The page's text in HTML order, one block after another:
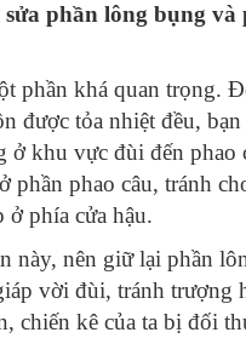
phần lông bụng và
phần khá quan trọng.
được tỏa nhiệt đều, bạn
ở khu vực đùi đến phao
phần phao câu, tránh
ở phía cửa hậu.
này, nên giữ lại phần
vời đùi, tránh trượng
chiến kê của ta bị đối